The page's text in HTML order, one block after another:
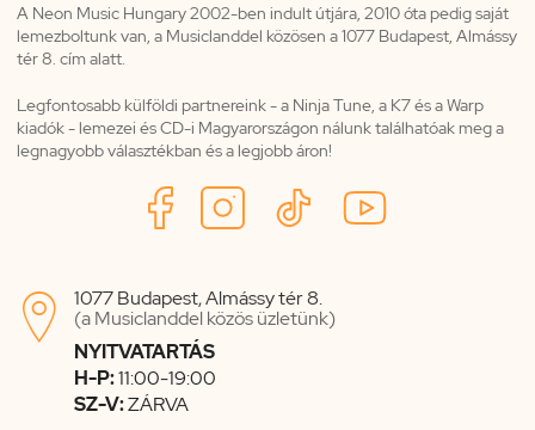
A Neon Music Hungary 2002-ben indult útjára, 2010 óta pedig saját
lemezboltunk van, a Musiclanddel közösen a 1077 Budapest, Almássy
tér 8. cím alatt.
Legfontosabb külföldi partnereink - a Ninja Tune, a K7 és a Warp
kiadók - lemezei és CD-i Magyarországon nálunk találhatóak meg a
legnagyobb választékban és a legjobb áron!

1077 Budapest, Almássy tér 8.
(a Musiclanddel közös üzletünk)
NYITVATARTÁS
H-P:11:00-19:00
SZ-V:ZÁRVA